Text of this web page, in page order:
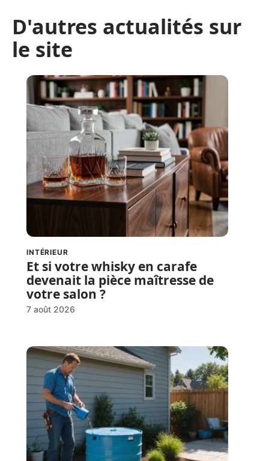
D'autres actualités sur
le site
INTÉRIEUR
Et si votre whisky en carafe
devenait la pièce maîtresse de
votre salon ?
7 août 2026